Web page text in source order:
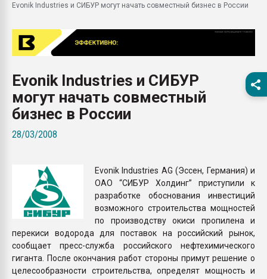
поликарбоната и АБС-
26.07.2022 "Сибирский
намного дороже
Evonik Industries и СИБУР могут начать совместный бизнес в России
Evonik Industries и СИБУР
могут начать совместный
бизнес в России
28/03/2008
Evonik Industries AG (Эссен, Германия) и
ОАО “СИБУР Холдинг” приступили к
разработке обоснования инвестиций
возможного строительства мощностей
по производству окиси пропилена и
перекиси водорода для поставок на российский рынок,
сообщает пресс-служба российского нефтехимического
гиганта. После окончания работ стороны примут решение о
целесообразности строительства, определят мощность и